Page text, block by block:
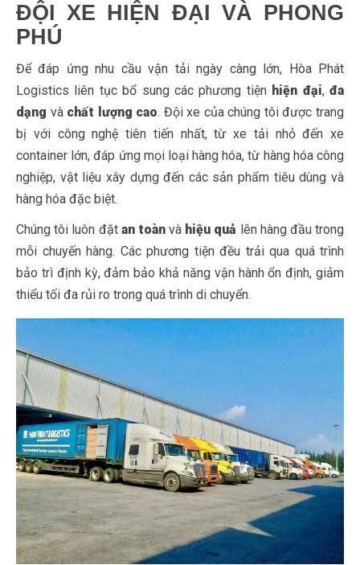
ĐỘI XE HIỆN ĐẠI VÀ PHONG
PHÚ
Để đáp ứng nhu cầu vận tải ngày càng lớn, Hòa Phát
Logistics liên tục bổ sung các phương tiện hiện đại,đa
dạng và chất lượng cao. Đội xe của chúng tôi được trang
bị với công nghệ tiên tiến nhất, từ xe tải nhỏ đến xe
container lớn, đáp ứng mọi loại hàng hóa, từ hàng hóa công
nghiệp, vật liệu xây dựng đến các sản phẩm tiêu dùng và
hàng hóa đặc biệt.
Chúng tôi luôn đặt an toànvà hiệu quả lên hàng đầu trong
mỗi chuyến hàng. Các phương tiện đều trải qua quá trình
bảo trì định kỳ, đảm bảo khả năng vận hành ổn định, giảm
thiểu tối đa rủi ro trong quá trình di chuyển.